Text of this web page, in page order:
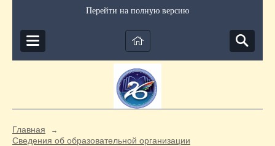
Перейти на полную версию
Главная →
Сведения об образовательной организации